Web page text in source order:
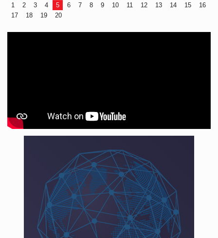
1 2 3 4 5 6 7 8 9 10 11 12 13 14 15
16
17
18 19 20